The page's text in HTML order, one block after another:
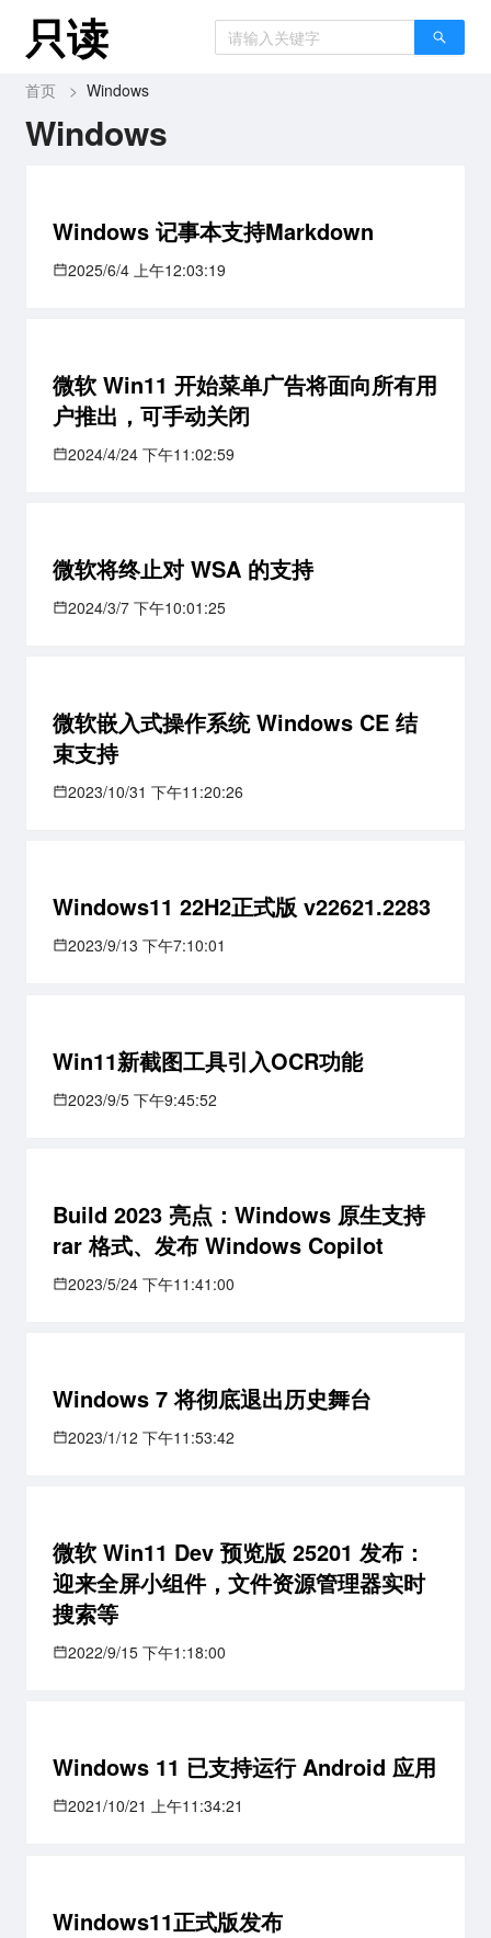
只读
首页 > Windows
Windows
Windows 记事本支持Markdown
2025/6/4 上午12:03:19
微软 Win11 开始菜单广告将面向所有用
户推出，可手动关闭
2024/4/24 下午11:02:59
微软将终止对 WSA 的支持
2024/3/7 下午10:01:25
微软嵌入式操作系统 Windows CE 结
束支持
2023/10/31 下午11:20:26
Windows11 22H2正式版 v22621.2283
2023/9/13 下午7:10:01
Win11新截图工具引入OCR功能
2023/9/5 下午9:45:52
Build 2023 亮点：Windows 原生支持
rar 格式、发布 Windows Copilot
2023/5/24 下午11:41:00
Windows 7 将彻底退出历史舞台
2023/1/12 下午11:53:42
微软 Win11 Dev 预览版 25201 发布：
迎来全屏小组件，文件资源管理器实时
搜索等
2022/9/15 下午1:18:00
Windows 11 已支持运行 Android 应用
2021/10/21 上午11:34:21
Windows11正式版发布